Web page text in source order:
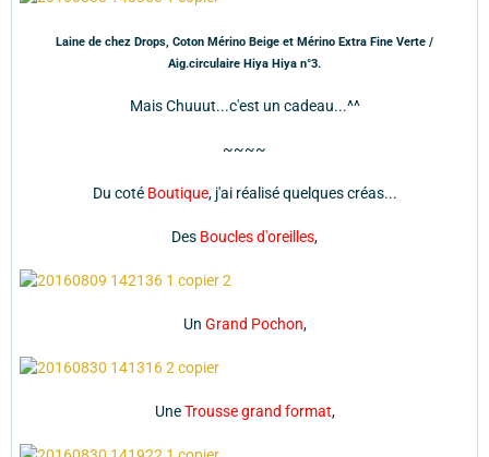
Laine de chez Drops, Coton Mérino Beige et Mérino Extra Fine Verte /
Aig.circulaire Hiya Hiya n°3.
Mais Chuuut...c'est un cadeau...^^
~~~~
Du coté Boutique, j'ai réalisé quelques créas...
Des Boucles d'oreilles,
Un Grand Pochon,
UneTrousse grand format,